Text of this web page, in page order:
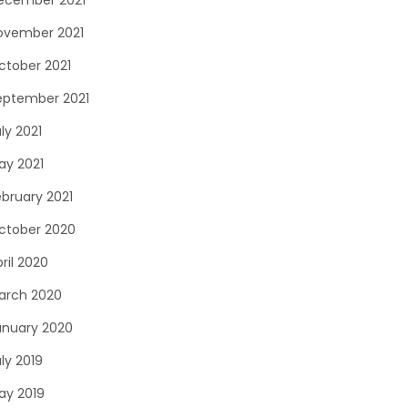
2021
2021
2021
2021
2021
2021
2020
2020
2020
2020
2019
2019